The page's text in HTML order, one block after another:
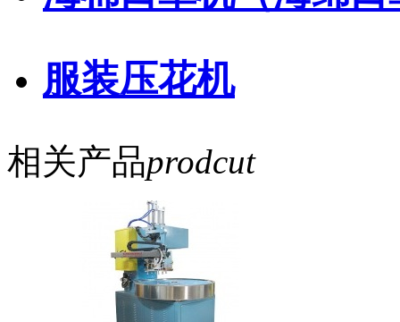
服装压花机
相关产品prodcut